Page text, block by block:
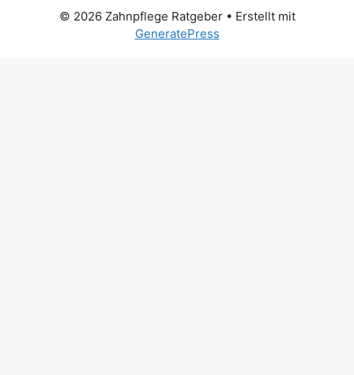
© 2026 Zahnpflege Ratgeber• Erstellt mit
GeneratePress